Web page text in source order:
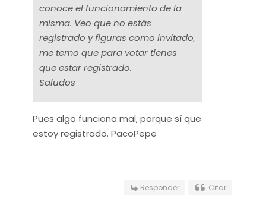
conoce el funcionamiento de la
misma. Veo que no estás
registrado y figuras como invitado,
me temo que para votar tienes
que estar registrado.
Saludos
Pues algo funciona mal, porque sí que
estoy registrado. PacoPepe
Responder Citar